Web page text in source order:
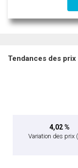
Tendances des
4,02 %
Variation des prix